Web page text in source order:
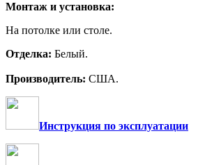
Монтаж и установка:
На потолке или столе.
Отделка: Белый.
Производитель: США.
Инструкция по эксплуатации